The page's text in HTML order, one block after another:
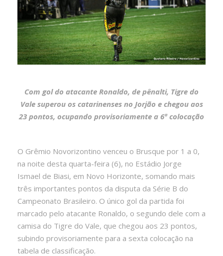
Com gol do atacante Ronaldo, de pênalti, Tigre do
Vale superou os catarinenses no Jorjão e chegou aos
23 pontos, ocupando provisoriamente a 6ª colocação
O Grêmio Novorizontino venceu o Brusque por 1 a 0,
na noite desta quarta-feira (6), no Estádio Jorge
Ismael de Biasi, em Novo Horizonte, somando mais
três importantes pontos da disputa da Série B do
Campeonato Brasileiro. O único gol da partida foi
marcado pelo atacante Ronaldo, o segundo dele com a
camisa do Tigre do Vale, que chegou aos 23 pontos,
subindo provisoriamente para a sexta colocação na
tabela de classificação.